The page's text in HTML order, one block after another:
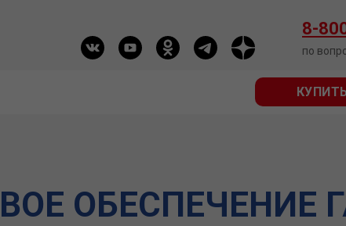
8-
по
ОБЕСПЕЧЕНИЕ